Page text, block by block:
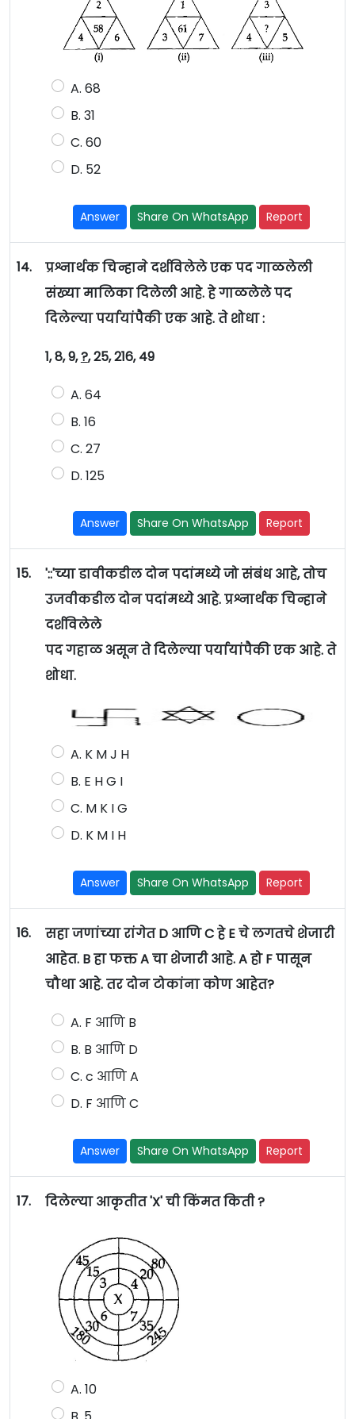
A. 68
B. 31
C. 60
D. 52
Answer Share On WhatsApp Report
14.
प्रश्नार्थक चिन्हाने दर्शविलेले एक पद गाळलेली
संख्या मालिका दिलेली आहे. हे गाळलेले पद
दिलेल्या पर्यायांपैकी एक आहे. ते शोधा :
1, 8, 9,?, 25, 216, 49
A. 64
B. 16
C. 27
D. 125
Answer Share On WhatsApp Report
15.
'::'च्या डावीकडील दोन पदांमध्ये जो संबंध आहे, तोच
उजवीकडील दोन पदांमध्ये आहे. प्रश्नार्थक चिन्हाने
दर्शविलेले
पद गहाळ असून ते दिलेल्या पर्यायांपैकी एक आहे. ते
शोधा.
A. K M J H
B. E H G I
C. M K I G
D. K M I H
Answer Share On WhatsApp Report
16.
सहा जणांच्या रांगेत D आणि C हे E चे लगतचे शेजारी
आहेत. B हा फक्त A चा शेजारी आहे. A हो F पासून
चौथा आहे. तर दोन टोकांना कोण आहेत?
A. F आणि B
B. B आणि D
C. c आणि A
D. F आणि C
Answer Share On WhatsApp Report
17. दिलेल्या आकृतीत 'X' ची किंमत किती ?
A. 10